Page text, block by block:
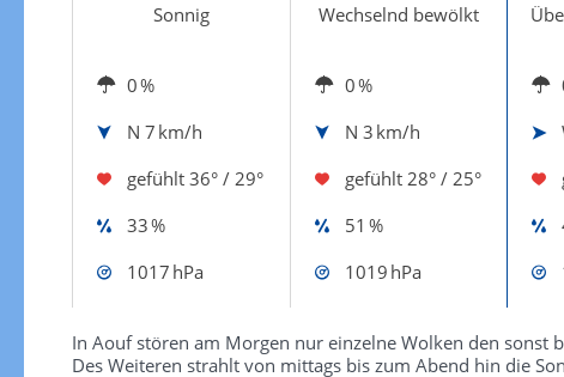
Sonnig Wechselnd bewölkt
0 % 0 %
N 7 km/h N 3 km/h
gefühlt 36° / 29° gefühlt 28° / 25°
33 %
51 %
1017 hPa
1019 hPa
In Aouf stören am Morgen nur einzelne Wolken den sonst
Des Weiteren strahlt von mittags bis zum Abend hin die